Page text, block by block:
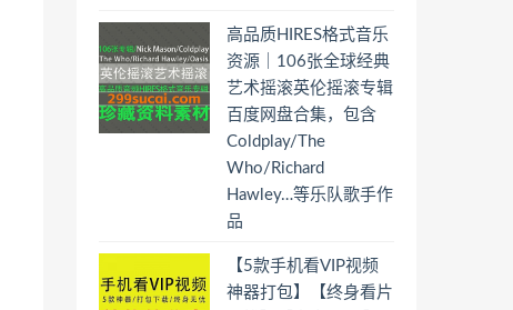
高品质HIRES格式音乐
资源｜106张全球经典
艺术摇滚英伦摇滚专辑
百度网盘合集，包含
Coldplay/The
Who/Richard
Hawley…等乐队歌手作
品
【5款手机看VIP视频
神器打包】【终身看片